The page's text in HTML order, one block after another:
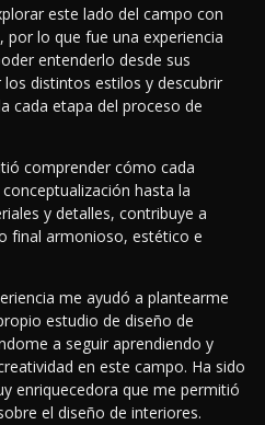
este lado del campo con
por lo que fue una experiencia
entenderlo desde sus
distintos estilos y descubrir
cada etapa del proceso de
comprender cómo cada
hasta la
y detalles, contribuye a
final armonioso, estético e
me ayudó a plantearme
estudio de diseño de
a seguir aprendiendo y
en este campo. Ha sido
enriquecedora que me permitió
el diseño de interiores.